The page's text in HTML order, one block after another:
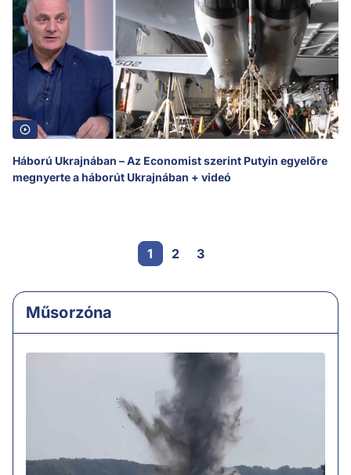
Háború Ukrajnában – Az Economist szerint Putyin egyelőre
megnyerte a háborút Ukrajnában + videó
1 2 3
Műsorzóna